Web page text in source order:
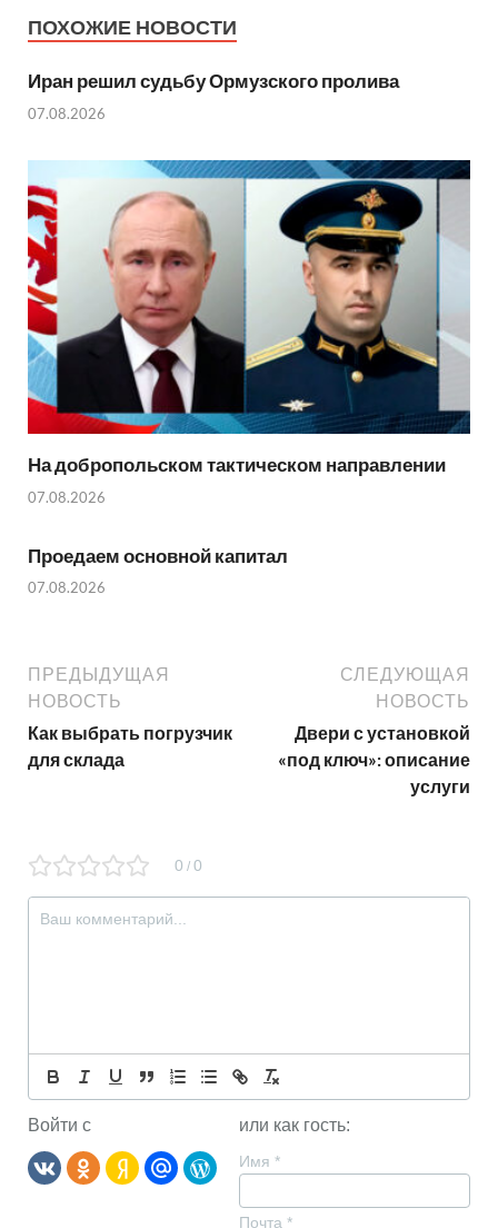
ПОХОЖИЕ НОВОСТИ
Иран решил судьбу Ормузского пролива
07.08.2026
На добропольском тактическом направлении
07.08.2026
Проедаем основной капитал
07.08.2026
ПРЕДЫДУЩАЯ
НОВОСТЬ
Как выбрать погрузчик
для склада
СЛЕДУЮЩАЯ
НОВОСТЬ
Двери с установкой
«под ключ»: описание
услуги
0 / 0
Войти с или как гость:
Имя *
Почта *